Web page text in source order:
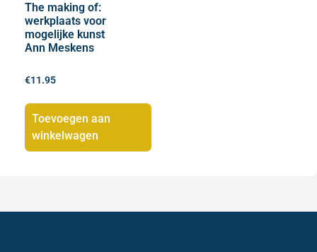
The making of:
werkplaats voor
mogelijke kunst
Ann Meskens
€11.95
Toevoegen aan
winkelwagen